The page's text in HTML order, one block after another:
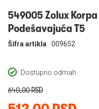
549005 Zolux
Podešavajuća T5
Dostupno odmah
Šifra artikla 009652
640,00 RSD